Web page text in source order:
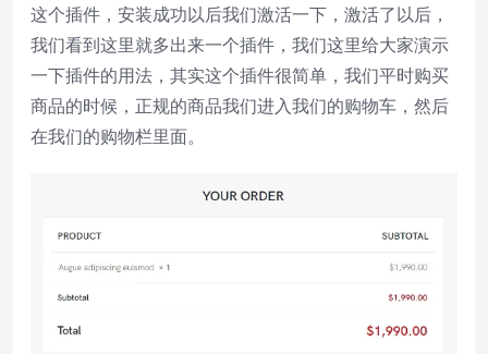
Font Size
Text Edge Style
Resetrestore all settings to the default
values
这个插件，安装成功以后我们激活一下，激活了以后，
我们看到这里就多出来一个插件，我们这里给大家演示
一下插件的用法，其实这个插件很简单，我们平时购买
商品的时候，正规的商品我们进入我们的购物车，然后
在我们的购物栏里面。